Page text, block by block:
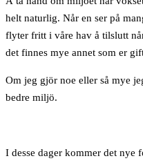
helt naturlig. Når en ser på
flyter fritt i våre hav å tilslutt
det finnes mye annet som er
Om jeg gjör noe eller så mye
bedre miljö.
I desse dager kommer det